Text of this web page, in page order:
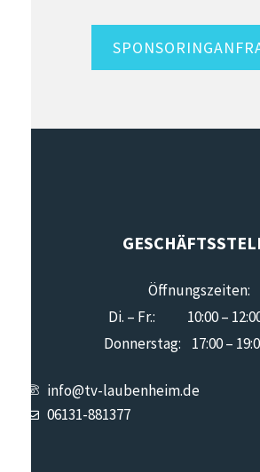
Öffnungszeiten:
Di. – Fr.: 10:00 –
Donnerstag: 17:00 –
info@tv-laubenheim.de
06131-881377